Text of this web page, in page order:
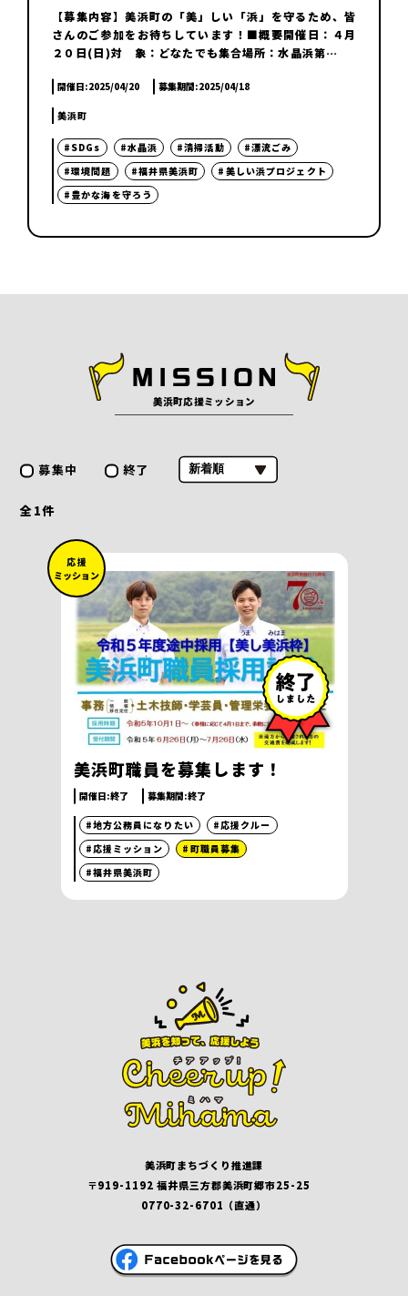
【募集内容】美浜町の「美」しい「浜」を守るため、皆
さんのご参加をお待ちしています！■概要開催日：４月
２０日(日)対 象：どなたでも集合場所：水晶浜第…
開催日:2025/04/20 募集期間:2025/04/18
美浜町
#SDGs #水晶浜 #清掃活動
#漂流ごみ
#環境問題
#福井県美浜町
#美しい浜プロジェクト
#豊かな海を守ろう
美浜町応援ミッション
全1件
募集中 終了
応 援
ミッション
美浜町職員を募集します！
開催日:終了 募集期間:終了
#地方公務員になりたい
#応援クルー
#応援ミッション
#町職員募集
#福井県美浜町
美浜町まちづくり推進課
〒919-1192 福井県三方郡美浜町郷市25-25
0770-32-6701（直通）